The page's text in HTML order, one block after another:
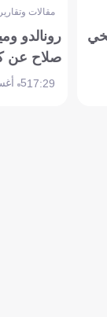
مقالات
رونالدو
صلاح عن
17:295 أغسطس 2026